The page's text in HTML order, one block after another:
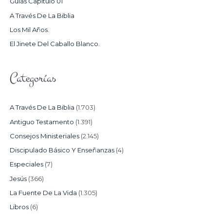
R
:
A Través De La Biblia
Los Mil Años.
El Jinete Del Caballo Blanco.
Categorías
A Través De La Biblia (1.703)
Antiguo Testamento (1.391)
Consejos Ministeriales (2.145)
Discipulado Básico Y Enseñanzas (4)
Especiales (7)
Jesús (366)
La Fuente De La Vida (1.305)
Libros (6)